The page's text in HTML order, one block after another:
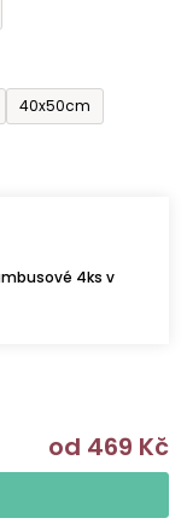
40x50cm
4ks v
od 469 Kč